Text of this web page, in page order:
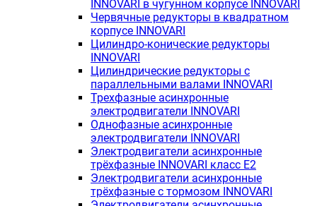
INNOVARI в чугунном корпусе INNOVARI
Червячные редукторы в квадратном
корпусе INNOVARI
Цилиндро-конические редукторы
INNOVARI
Цилиндрические редукторы с
параллельными валами INNOVARI
Трехфазные асинхронные
электродвигатели INNOVARI
Однофазные асинхронные
электродвигатели INNOVARI
Электродвигатели асинхронные
трёхфазные INNOVARI класс E2
Электродвигатели асинхронные
трёхфазные с тормозом INNOVARI